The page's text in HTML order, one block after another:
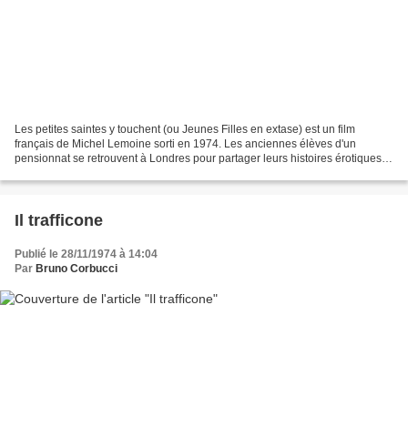
Les petites saintes y touchent (ou Jeunes Filles en extase) est un film
français de Michel Lemoine sorti en 1974. Les anciennes élèves d'un
pensionnat se retrouvent à Londres pour partager leurs histoires érotiques :
Il trafficone
Publié le 28/11/1974 à 14:04
Par Bruno Corbucci